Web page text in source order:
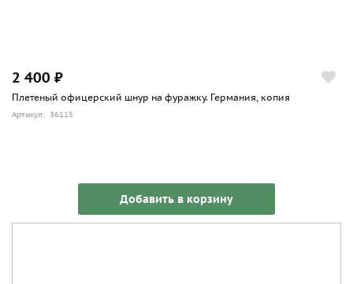
2 400 ₽
Плетеный офицерский шнур на фуражку. Германия, копия
Артикул: 36115
Добавить в корзину